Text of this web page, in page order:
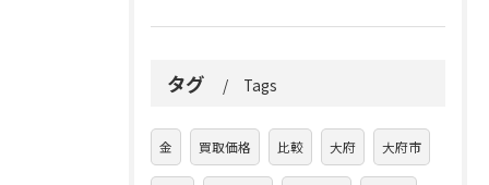
タグ Tags
金 買取価格 比較 大府 大府市